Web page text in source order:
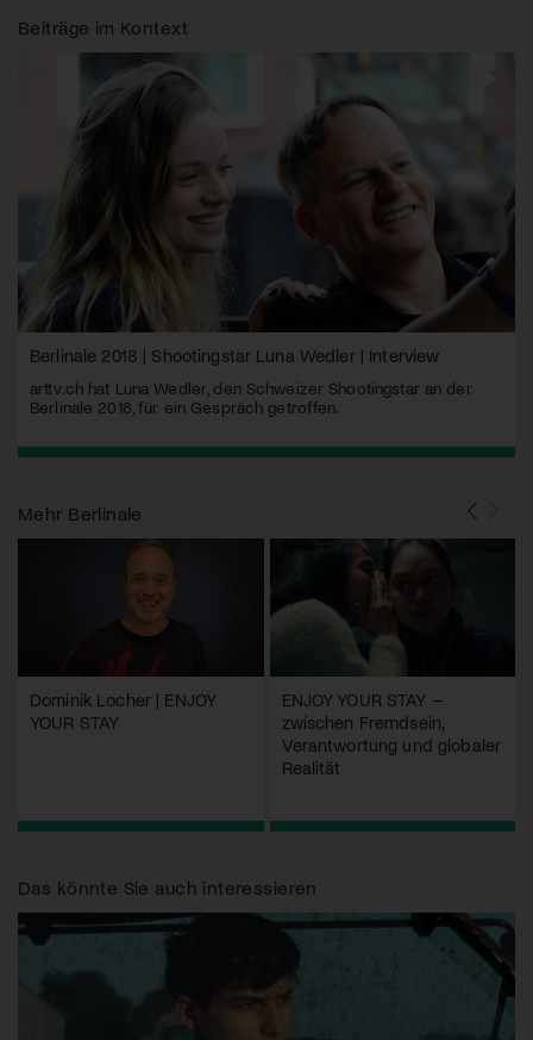
Beiträge im Kontext
Berlinale 2018 | Shootingstar Luna Wedler | Interview
arttv.ch hat Luna Wedler, den Schweizer Shootingstar an der
Berlinale 2018, für ein Gespräch getroffen.
Mehr Berlinale
Dominik Locher | ENJOY
YOUR STAY
ENJOY YOUR STAY –
zwischen Fremdsein,
Verantwortung und globaler
Realität
Das könnte Sie auch interessieren